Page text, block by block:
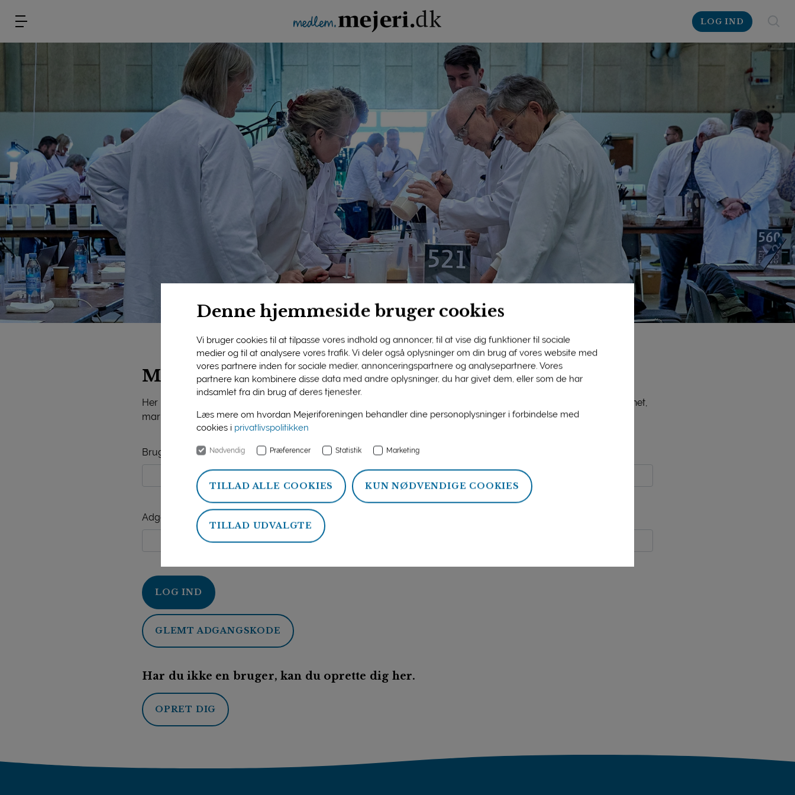
Denne hjemmeside bruger cookies
Vi bruger cookies til at tilpasse vores indhold og annoncer, til at vise dig funktioner til sociale
medier og til at analysere vores trafik. Vi deler også oplysninger om din brug af vores website med
vores partnere inden for sociale medier, annonceringspartnere og analysepartnere. Vores
partnere kan kombinere disse data med andre oplysninger, du har givet dem, eller som de har
indsamlet fra din brug af deres tjenester.
Læs mere om hvordan Mejeriforeningen behandler dine personoplysninger i forbindelse med
cookies i privatlivspolitikken
Nødvendig Præferencer Statistik Marketing
TILLAD ALLE COOKIES KUN NØDVENDIGE COOKIES
TILLAD UDVALGTE
LOG IND
Mejeriforeningens medlemsside
Her på siden finder du viden og information om ydelser, som Mejeriforeningen tilbyder sine medlemmer, bl.a. PLInet,
markedsorientering, mejeristatistik, politik og arrangementer.
Brugernavn
Adgangskode
LOG IND
GLEMT ADGANGSKODE
Har du ikke en bruger, kan du oprette dig her.
OPRET DIG